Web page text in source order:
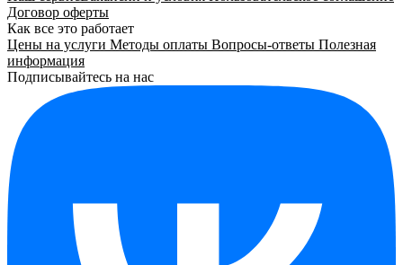
Договор оферты
Как все это работает
Цены на услуги Методы оплаты Вопросы-ответы Полезная
информация
Подписывайтесь на нас